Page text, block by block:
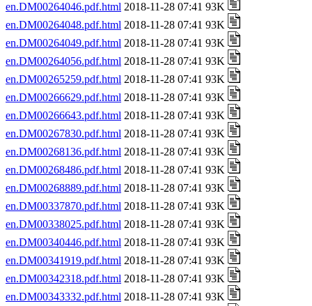
en.DM00264046.pdf.html 2018-11-28 07:41 93K
en.DM00264048.pdf.html 2018-11-28 07:41 93K
en.DM00264049.pdf.html 2018-11-28 07:41 93K
en.DM00264056.pdf.html 2018-11-28 07:41 93K
en.DM00265259.pdf.html 2018-11-28 07:41 93K
en.DM00266629.pdf.html 2018-11-28 07:41 93K
en.DM00266643.pdf.html 2018-11-28 07:41 93K
en.DM00267830.pdf.html 2018-11-28 07:41 93K
en.DM00268136.pdf.html 2018-11-28 07:41 93K
en.DM00268486.pdf.html 2018-11-28 07:41 93K
en.DM00268889.pdf.html 2018-11-28 07:41 93K
en.DM00337870.pdf.html 2018-11-28 07:41 93K
en.DM00338025.pdf.html 2018-11-28 07:41 93K
en.DM00340446.pdf.html 2018-11-28 07:41 93K
en.DM00341919.pdf.html 2018-11-28 07:41 93K
en.DM00342318.pdf.html 2018-11-28 07:41 93K
en.DM00343332.pdf.html 2018-11-28 07:41 93K